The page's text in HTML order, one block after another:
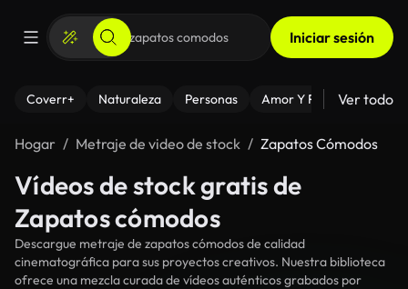
Iniciar sesión
Coverr+ Naturaleza Personas Amor Y Relaciones
Ver todo
Hogar Metraje de video de stock Zapatos Cómodos
Vídeos de stock gratis de
Zapatos cómodos
Descargue metraje de zapatos cómodos de calidad
cinematográfica para sus proyectos creativos. Nuestra biblioteca
ofrece una mezcla curada de vídeos auténticos grabados por